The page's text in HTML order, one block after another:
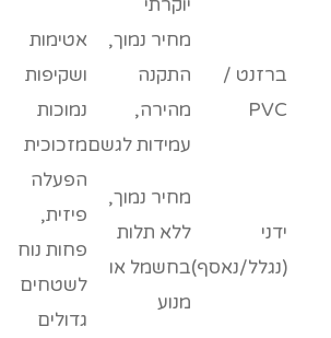
יוקרתי
ברזנט /
PVC
מחיר נמוך,
התקנה
מהירה,
עמידות לגשם
אטימות
ושקיפות
נמוכות
מזכוכית
ידני
(נגלל/נאסף)
מחיר נמוך,
ללא תלות
בחשמל או
מנוע
הפעלה
פיזית,
פחות נוח
לשטחים
גדולים